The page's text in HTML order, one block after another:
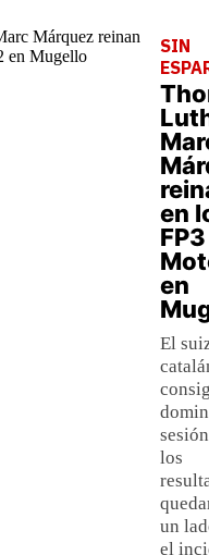
SIN
en
en
El
los
un
el